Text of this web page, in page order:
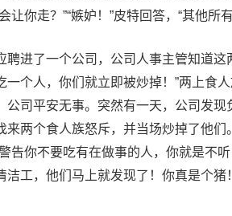
让你走？”“嫉妒！”皮特回答，“其他所
进了一个公司，公司人事主管知道这
一个人，你们就立即被炒掉！”两上食
公司平安无事。突然有一天，公司发
来两个食人族怒斥，并当场炒掉了他
告你不要吃有在做事的人，你就是不
洁工，他们马上就发现了！你真是个猪